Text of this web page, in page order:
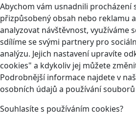
Abychom vám usnadnili procházení
přizpůsobený obsah nebo reklamu
analyzovat návštěvnost, využíváme
sdílíme se svými partnery pro
analýzu. Jejich nastavení upravíte
cookies" a kdykoliv jej můžete
Podrobnější informace najdete v
osobních údajů a používání
Souhlasíte s používáním cookies?